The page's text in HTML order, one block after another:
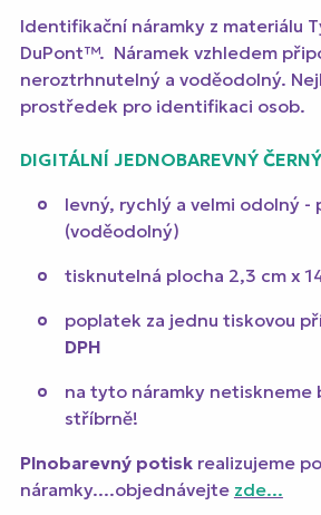
Identifikační náramky z materiálu
DuPont™. Náramek vzhledem
neroztrhnutelný a voděodolný.
prostředek pro identifikaci osob.
DIGITÁLNÍ JEDNOBAREVNÝ
levný, rychlý a velmi odolný -
(voděodolný)
tisknutelná plocha 2,3 cm x
poplatek za jednu tiskovou
DPH
na tyto náramky netiskneme
stříbrně!
Plnobarevný potiskrealizujeme
náramky....objednávejte zde...